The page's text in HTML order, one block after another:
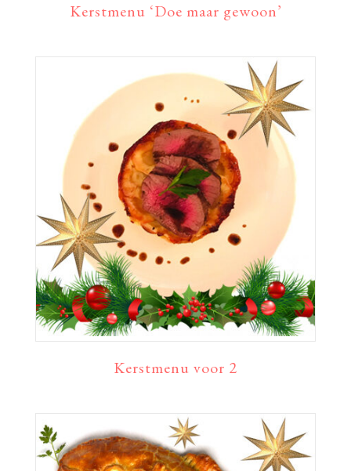
Kerstmenu ‘Doe maar gewoon’
Kerstmenu voor 2